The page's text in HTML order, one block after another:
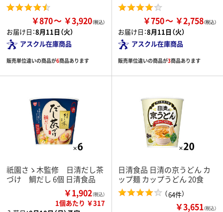
￥870 ￥3,920
お届け日：8月11日（火）
アスクル在庫商品
販売単位違いの商品が6商品あります
￥750 ￥2,758
お届け日：8月11日（火）
アスクル在庫商品
販売単位違いの商品が3商品あります
祇園さゝ木監修 日清だし茶
づけ 鯛だし 6個 日清食品
￥1,902（税込）
1個あたり ￥317
日清食品 日清の京うどん カ
ップ麺 カップうどん 20食
（64件）
￥3,651（税込）